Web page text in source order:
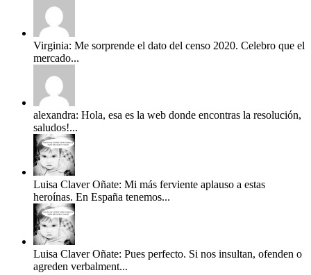
Virginia: Me sorprende el dato del censo 2020. Celebro que el
mercado...
alexandra: Hola, esa es la web donde encontras la resolución,
saludos!...
Luisa Claver Oñate: Mi más ferviente aplauso a estas
heroínas. En España tenemos...
Luisa Claver Oñate: Pues perfecto. Si nos insultan, ofenden o
agreden verbalment...